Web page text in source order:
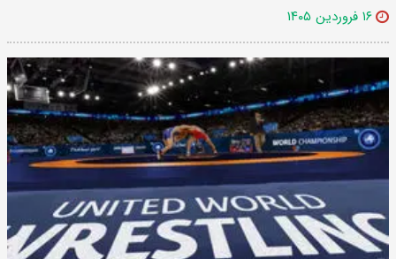
۱۶ فروردین ۱۴۰۵